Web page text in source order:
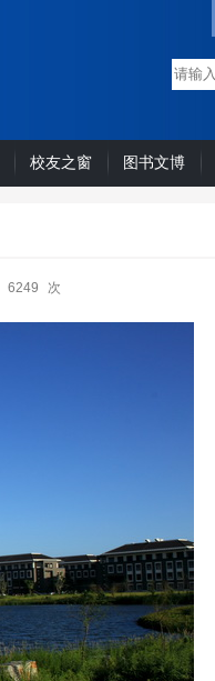
校友之窗 图书文博
6249 次